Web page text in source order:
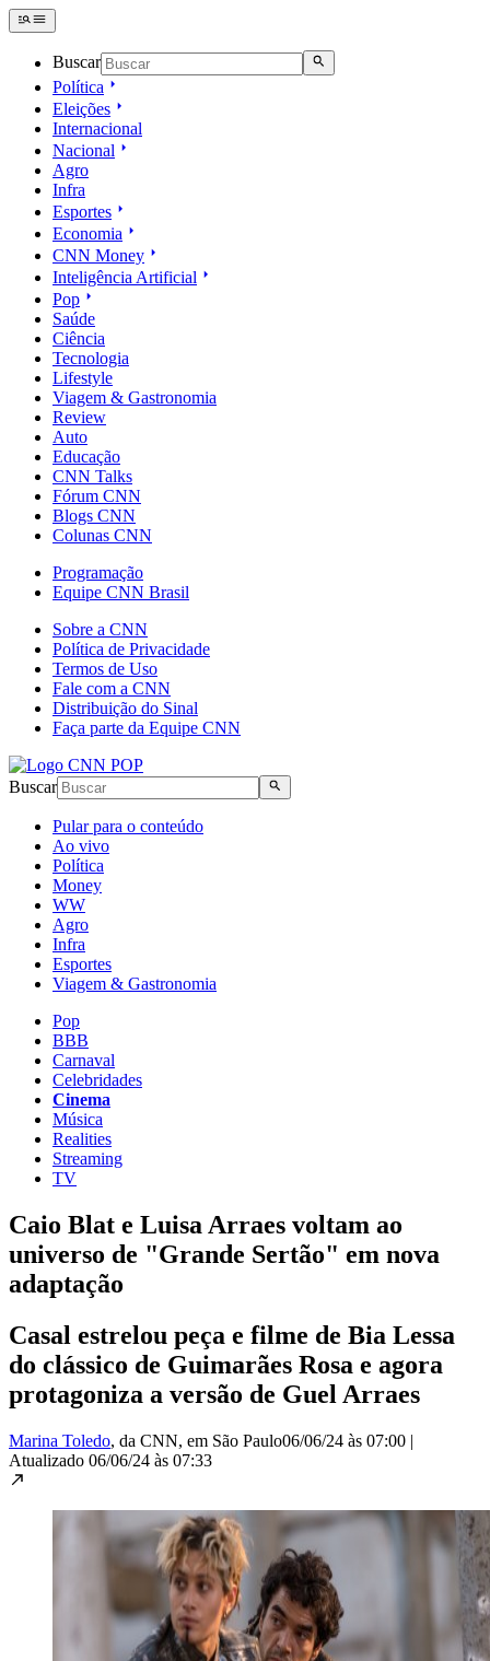
Buscar
Política
Eleições
Internacional
Nacional
Agro
Infra
Esportes
Economia
CNN Money
Inteligência Artificial
Pop
Saúde
Ciência
Tecnologia
Lifestyle
Viagem & Gastronomia
Review
Auto
Educação
CNN Talks
Fórum CNN
Blogs CNN
Colunas CNN
Programação
Equipe CNN Brasil
Sobre a CNN
Política de Privacidade
Termos de Uso
Fale com a CNN
Distribuição do Sinal
Faça parte da Equipe CNN
Buscar
Pular para o conteúdo
Ao vivo
Política
Money
WW
Agro
Infra
Esportes
Viagem & Gastronomia
Pop
BBB
Carnaval
Celebridades
Cinema
Música
Realities
Streaming
TV
Caio Blat e Luisa Arraes voltam ao
universo de "Grande Sertão" em nova
adaptação
Casal estrelou peça e filme de Bia Lessa
do clássico de Guimarães Rosa e agora
protagoniza a versão de Guel Arraes
Marina Toledo, da CNN, em São Paulo06/06/24 às 07:00 |
Atualizado 06/06/24 às 07:33